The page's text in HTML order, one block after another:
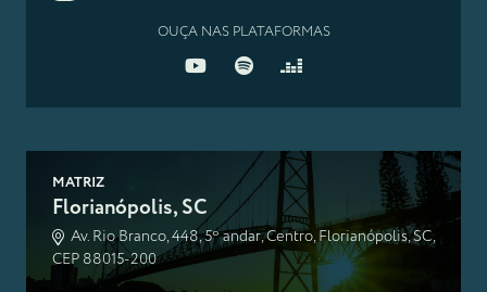
OUÇA NAS PLATAFORMAS
MATRIZ
Florianópolis, SC
Av. Rio Branco, 448, 5º andar, Centro, Florianópolis, SC,
CEP 88015-200